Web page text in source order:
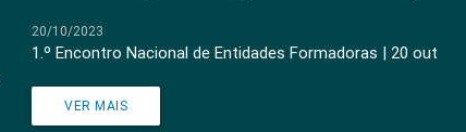
20/10/2023
1.º Encontro Nacional de Entidades Formadoras | 20 out
VER MAIS